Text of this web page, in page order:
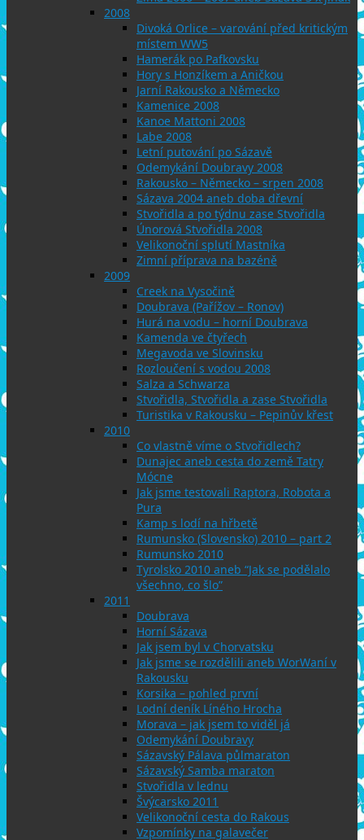
2008
Divoká Orlice – varování před kritickým
místem WW5
Hamerák po Pafkovsku
Hory s Honzíkem a Aničkou
Jarní Rakousko a Německo
Kamenice 2008
Kanoe Mattoni 2008
Labe 2008
Letní putování po Sázavě
Odemykání Doubravy 2008
Rakousko – Německo – srpen 2008
Sázava 2004 aneb doba dřevní
Stvořidla a po týdnu zase Stvořidla
Únorová Stvořidla 2008
Velikonoční splutí Mastníka
Zimní příprava na bazéně
2009
Creek na Vysočině
Doubrava (Pařížov – Ronov)
Hurá na vodu – horní Doubrava
Kamenda ve čtyřech
Megavoda ve Slovinsku
Rozloučení s vodou 2008
Salza a Schwarza
Stvořidla, Stvořidla a zase Stvořidla
Turistika v Rakousku – Pepinův křest
2010
Co vlastně víme o Stvořidlech?
Dunajec aneb cesta do země Tatry
Mócne
Jak jsme testovali Raptora, Robota a
Pura
Kamp s lodí na hřbetě
Rumunsko (Slovensko) 2010 – part 2
Rumunsko 2010
Tyrolsko 2010 aneb “Jak se podělalo
všechno, co šlo”
2011
Doubrava
Horní Sázava
Jak jsem byl v Chorvatsku
Jak jsme se rozdělili aneb WorWaní v
Rakousku
Korsika – pohled první
Lodní deník Líného Hrocha
Morava – jak jsem to viděl já
Odemykání Doubravy
Sázavský Pálava půlmaraton
Sázavský Samba maraton
Stvořidla v lednu
Švýcarsko 2011
Velikonoční cesta do Rakous
Vzpomínky na galavečer